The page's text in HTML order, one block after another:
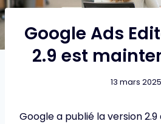
Google Ads
2.9 est
13 mars 2025
Google a publié la version